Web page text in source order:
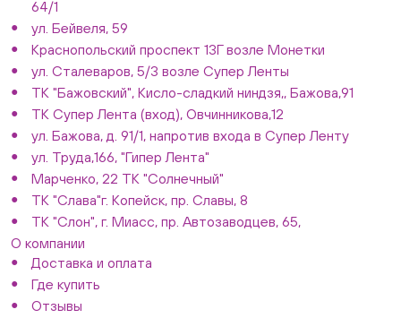
64/1
ул. Бейвеля, 59
Краснопольский проспект 13Г возле Монетки
ул. Сталеваров, 5/3 возле Супер Ленты
ТК "Бажовский", Кисло-сладкий ниндзя,, Бажова,91
ТК Супер Лента (вход), Овчинникова,12
ул. Бажова, д. 91/1, напротив входа в Супер Ленту
ул. Труда,166, "Гипер Лента"
Марченко, 22 ТК "Солнечный"
ТК "Слава"г. Копейск, пр. Славы, 8
ТК "Слон", г. Миасс, пр. Автозаводцев, 65,
О компании
Доставка и оплата
Где купить
Отзывы